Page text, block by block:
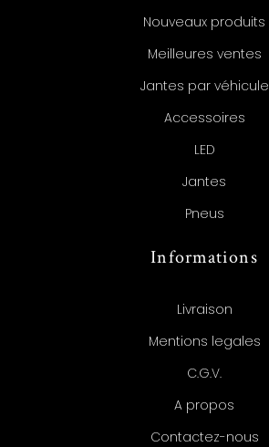
Nouveaux produits
Meilleures ventes
Jantes par véhicule
Accessoires
LED
Jantes
Pneus
Informations
Livraison
Mentions legales
C.G.V.
A propos
Contactez-nous